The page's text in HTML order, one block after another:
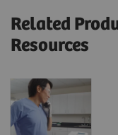
Related
Resources